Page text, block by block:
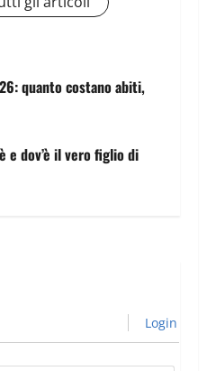
quanto costano abiti,
e dov’è il vero figlio di
Login